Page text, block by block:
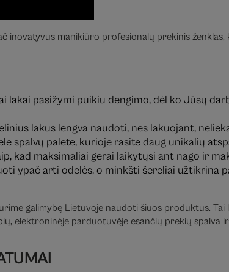
inovatyvus manikiūro profesionalų prekinis
lakai pasižymi puikiu dengimo, dėl ko Jūsų
lakus lengva naudoti, nes lakuojant,
spalvų palete, kurioje rasite daug unikalių
kad maksimaliai gerai laikytųsi ant nago ir
ypač arti odelės, o minkšti šereliai užtikrina
galimybę Lietuvoje naudoti šiuos produktus. Tai
elektroninėje parduotuvėje esančių prekių spalva